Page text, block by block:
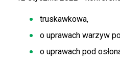
truskawkowa,
o uprawach warzyw
o uprawach pod